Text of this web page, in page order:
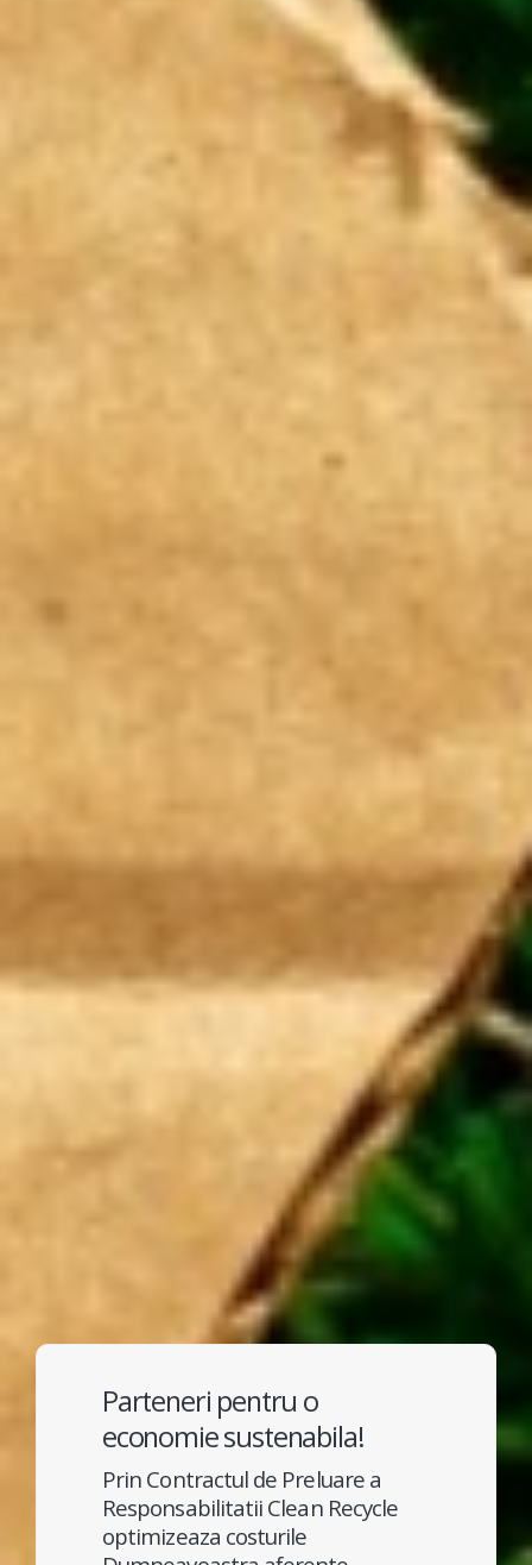
Parteneri pentru o
economie sustenabila!
Prin Contractul de Preluare a
Responsabilitatii Clean Recycle
optimizeaza costurile